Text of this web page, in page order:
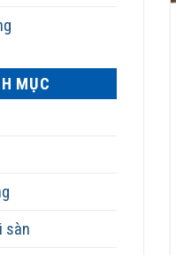
MỤC
sàn